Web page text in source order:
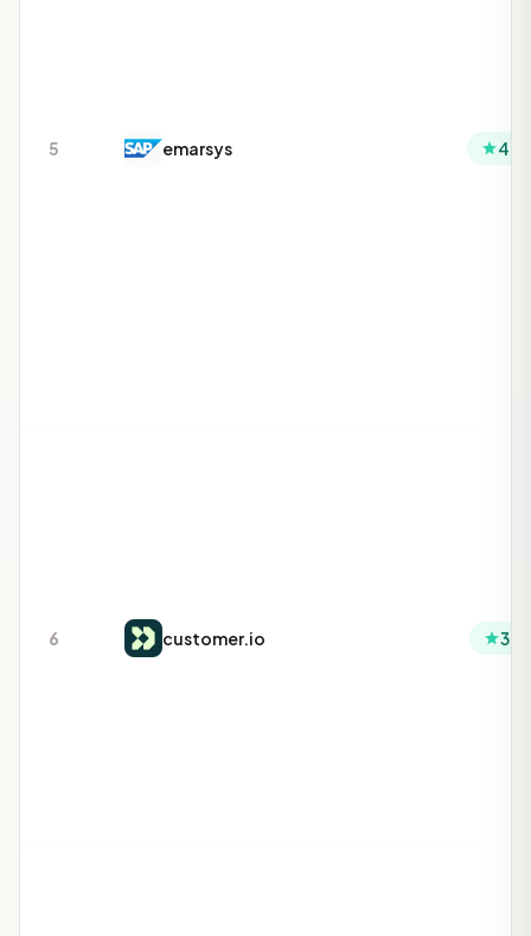
5 emarsys 4.0
6 customer.io 3.8